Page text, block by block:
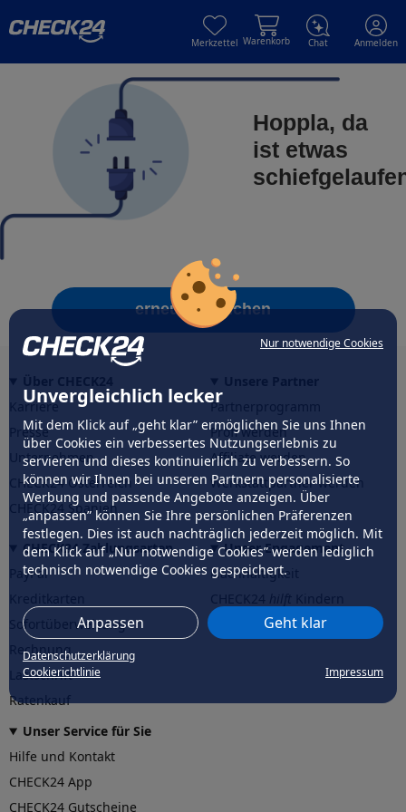
Nur notwendige Cookies
Unvergleichlich lecker
Mit dem Klick auf „geht klar” ermöglichen Sie uns Ihnen
über Cookies ein verbessertes Nutzungserlebnis zu
servieren und dieses kontinuierlich zu verbessern. So
können wir Ihnen bei unseren Partnern personalisierte
Werbung und passende Angebote anzeigen. Über
„anpassen” können Sie Ihre persönlichen Präferenzen
festlegen. Dies ist auch nachträglich jederzeit möglich. Mit
dem Klick auf „Nur notwendige Cookies” werden lediglich
technisch notwendige Cookies gespeichert.
Anpassen Geht klar
Datenschutzerklärung
Cookierichtlinie
Impressum
Merkzettel Warenkorb Chat Anmelden
Hoppla, da
ist etwas
erneut versuchen
Karriere
Presse
Unternehmen
CHECK24 Österreich
CHECK24 Spanien
Partnerprogramm
Profi werden
Affiliate werden
Werkstattpartner werden
CHECK24 Zahlungsarten
PayPal
Sofortüberweisung
Rechnung
Lastschrift
Ratenkauf
Unser Engagement
Nachhaltigkeit
CHECK24hilftder Natur
Unser Service für Sie
Hilfe und Kontakt
CHECK24 App
CHECK24 Gutscheine